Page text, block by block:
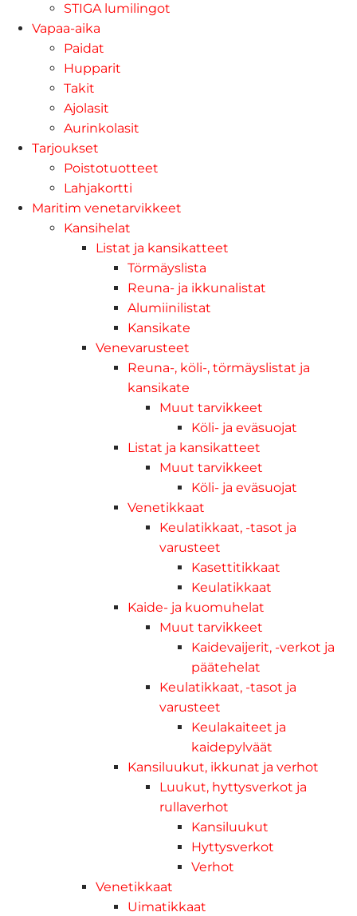
STIGA lumilingot
Vapaa-aika
Paidat
Hupparit
Takit
Ajolasit
Aurinkolasit
Tarjoukset
Poistotuotteet
Lahjakortti
Maritim venetarvikkeet
Kansihelat
Listat ja kansikatteet
Törmäyslista
Reuna- ja ikkunalistat
Alumiinilistat
Kansikate
Venevarusteet
Reuna-, köli-, törmäyslistat ja
kansikate
Muut tarvikkeet
Köli- ja eväsuojat
Listat ja kansikatteet
Muut tarvikkeet
Köli- ja eväsuojat
Venetikkaat
Keulatikkaat, -tasot ja
varusteet
Kasettitikkaat
Keulatikkaat
Kaide- ja kuomuhelat
Muut tarvikkeet
Kaidevaijerit, -verkot ja
päätehelat
Keulatikkaat, -tasot ja
varusteet
Keulakaiteet ja
kaidepylväät
Kansiluukut, ikkunat ja verhot
Luukut, hyttysverkot ja
rullaverhot
Kansiluukut
Hyttysverkot
Verhot
Venetikkaat
Uimatikkaat